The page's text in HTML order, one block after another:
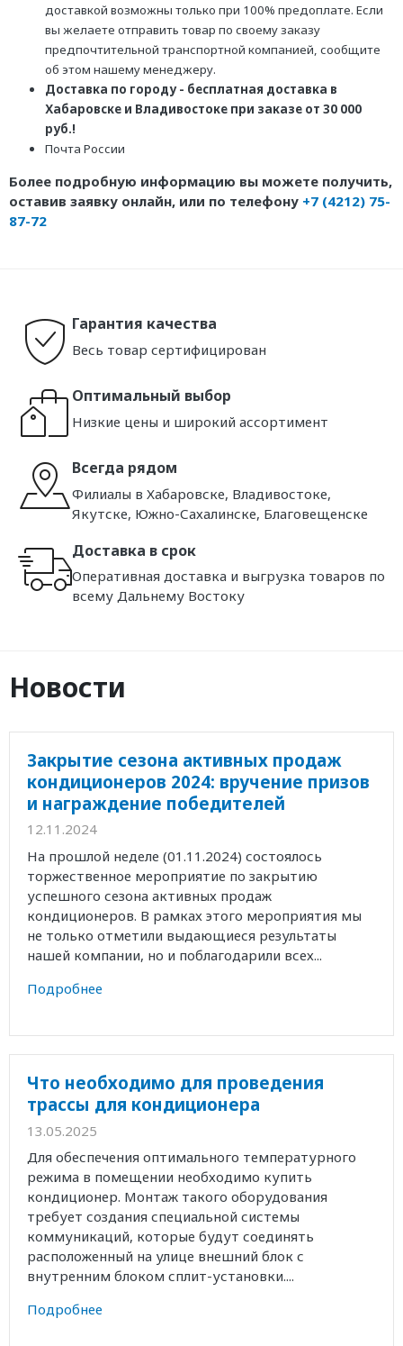
доставкой возможны только при 100% предоплате. Если
вы желаете отправить товар по своему заказу
предпочтительной транспортной компанией, сообщите
об этом нашему менеджеру.
Доставка по городу - бесплатная доставка в
Хабаровске и Владивостоке при заказе от 30 000
руб.!
Почта России
Более подробную информацию вы можете получить,
оставив заявку онлайн, или по телефону +7 (4212) 75-
87-72
Гарантия качества
Весь товар сертифицирован
Оптимальный выбор
Низкие цены и широкий ассортимент
Всегда рядом
Филиалы в Хабаровске, Владивостоке,
Якутске, Южно-Сахалинске, Благовещенске
Доставка в срок
Оперативная доставка и выгрузка товаров по
всему Дальнему Востоку
Новости
Закрытие сезона активных продаж
кондиционеров 2024: вручение призов
и награждение победителей
12.11.2024
На прошлой неделе (01.11.2024) состоялось
торжественное мероприятие по закрытию
успешного сезона активных продаж
кондиционеров. В рамках этого мероприятия мы
не только отметили выдающиеся результаты
нашей компании, но и поблагодарили всех...
Подробнее
Что необходимо для проведения
трассы для кондиционера
13.05.2025
Для обеспечения оптимального температурного
режима в помещении необходимо купить
кондиционер. Монтаж такого оборудования
требует создания специальной системы
коммуникаций, которые будут соединять
расположенный на улице внешний блок с
внутренним блоком сплит-установки....
Подробнее